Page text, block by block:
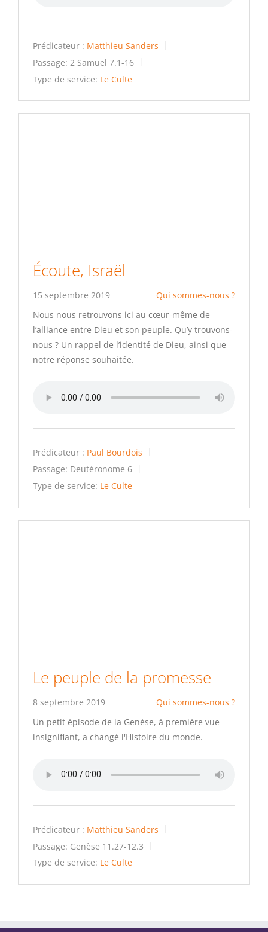
Prédicateur : Matthieu Sanders
Passage: 2 Samuel 7.1-16
Type de service: Le Culte
Écoute, Israël
15 septembre 2019
Qui sommes-nous ?
Nous nous retrouvons ici au cœur-même de
l’alliance entre Dieu et son peuple. Qu’y trouvons-
nous ? Un rappel de l’identité de Dieu, ainsi que
notre réponse souhaitée.
Prédicateur : Paul Bourdois
Passage: Deutéronome 6
Type de service: Le Culte
Le peuple de la promesse
8 septembre 2019
Qui sommes-nous ?
Un petit épisode de la Genèse, à première vue
insignifiant, a changé l'Histoire du monde.
Prédicateur : Matthieu Sanders
Passage: Genèse 11.27-12.3
Type de service: Le Culte